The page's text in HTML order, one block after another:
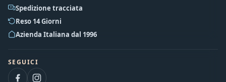
Spedizione tracciata
Reso 14 Giorni
Azienda Italiana dal 1996